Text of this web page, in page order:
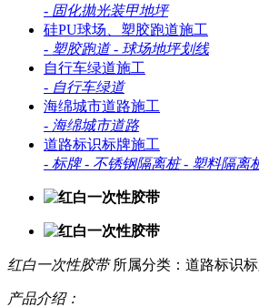
- 固化抛光装甲地坪
硅PU球场、塑胶跑道施工
- 塑胶跑道 - 球场地坪划线
自行车绿道施工
- 自行车绿道
海绵城市道路施工
- 海绵城市道路
道路标识标牌施工
- 标牌 - 不锈钢隔离桩 - 塑料隔离
红白一次性胶带 所属分类：道路标识
产品介绍：